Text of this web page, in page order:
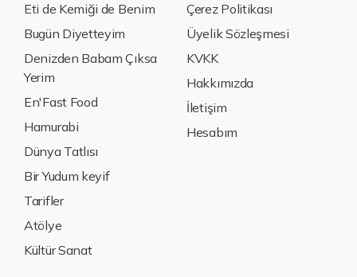
Eti de Kemiği de Benim
Bugün Diyetteyim
Denizden Babam Çıksa
Yerim
En'Fast Food
Hamurabi
Dünya Tatlısı
Bir Yudum keyif
Tarifler
Atölye
Kültür Sanat
Çerez Politikası
Üyelik Sözleşmesi
KVKK
Hakkımızda
İletişim
Hesabım